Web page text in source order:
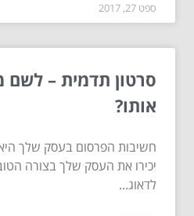
ספט 27, 2017
סרטון תדמית – לשם
אותו?
חשיבות הפרסום בעסק שלך
יכירו את העסק שלך בצורה
לדאוג...